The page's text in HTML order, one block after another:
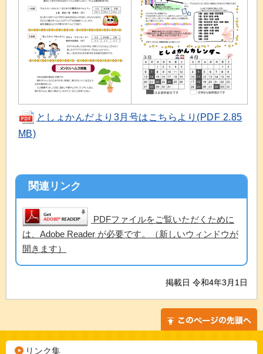
としょかんだより3月号はこちらより(PDF 2.85
MB)
関連リンク
PDFファイルをご覧いただくために
は、Adobe Reader が必要です。（新しいウィンドウが
開きます）
掲載日 令和4年3月1日
リンク集